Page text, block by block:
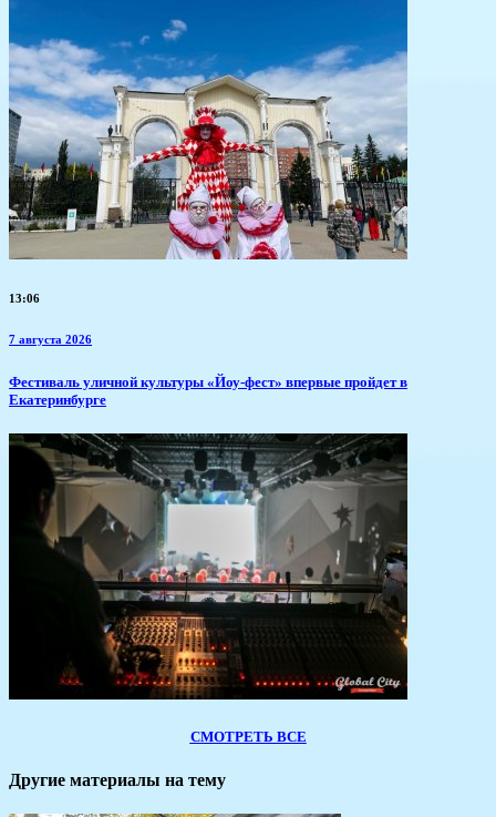
13:06
7 августа 2026
​Фестиваль уличной культуры «Йоу-фест» впервые пройдет в
Екатеринбурге
СМОТРЕТЬ ВСЕ
Другие материалы на тему